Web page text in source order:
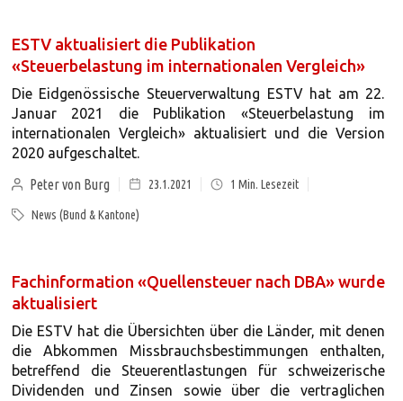
ESTV aktualisiert die Publikation
«Steuerbelastung im internationalen Vergleich»
Die Eidgenössische Steuerverwaltung ESTV hat am 22.
Januar 2021 die Publikation «Steuerbelastung im
internationalen Vergleich» aktualisiert und die Version
2020 aufgeschaltet.
Peter von Burg
23.1.2021 1 Min. Lesezeit
News (Bund & Kantone)
Fachinformation «Quellensteuer nach DBA» wurde
aktualisiert
Die ESTV hat die Übersichten über die Länder, mit denen
die Abkommen Missbrauchsbestimmungen enthalten,
betreffend die Steuerentlastungen für schweizerische
Dividenden und Zinsen sowie über die vertraglichen